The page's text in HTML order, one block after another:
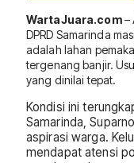
WartaJuara.com–
DPRD Samarinda
adalah lahan
tergenang banjir.
yang dinilai tepat.
Kondisi ini
Samarinda,
aspirasi warga.
mendapat atensi